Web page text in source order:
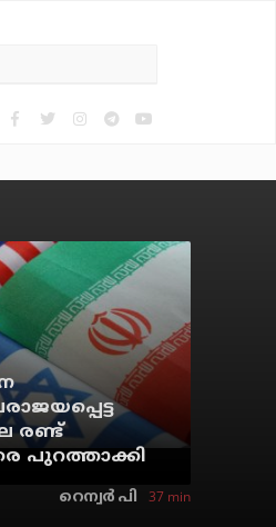
രണ്ട്
പുറത്താക്കി
റെന്വര്‍ പി 37 min